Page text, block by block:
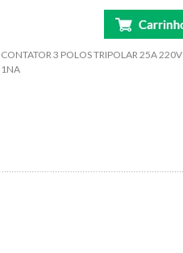
CONTATOR 3 POLOS TRIPOLAR 25A 220V
1NA